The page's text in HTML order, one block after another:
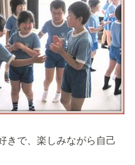
きで、楽しみながら自己